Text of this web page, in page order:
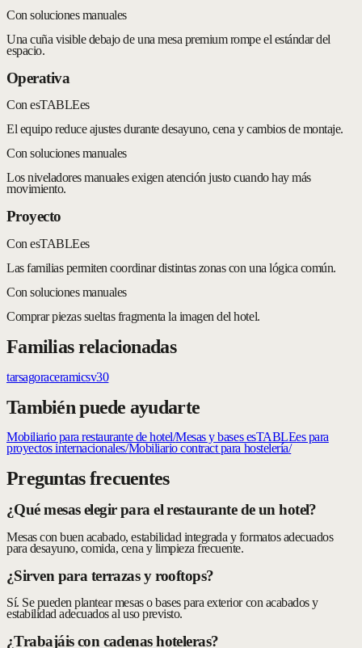
Con soluciones manuales
Una cuña visible debajo de una mesa premium rompe el estándar del
espacio.
Operativa
Con esTABLEes
El equipo reduce ajustes durante desayuno, cena y cambios de montaje.
Con soluciones manuales
Los niveladores manuales exigen atención justo cuando hay más
movimiento.
Proyecto
Con esTABLEes
Las familias permiten coordinar distintas zonas con una lógica común.
Con soluciones manuales
Comprar piezas sueltas fragmenta la imagen del hotel.
Familias relacionadas
tarsagoraceramicsv30
También puede ayudarte
Mobiliario para restaurante de hotel/Mesas y bases esTABLEes para
proyectos internacionales/Mobiliario contract para hostelería/
Preguntas frecuentes
¿Qué mesas elegir para el restaurante de un hotel?
Mesas con buen acabado, estabilidad integrada y formatos adecuados
para desayuno, comida, cena y limpieza frecuente.
¿Sirven para terrazas y rooftops?
Sí. Se pueden plantear mesas o bases para exterior con acabados y
estabilidad adecuados al uso previsto.
¿Trabajáis con cadenas hoteleras?